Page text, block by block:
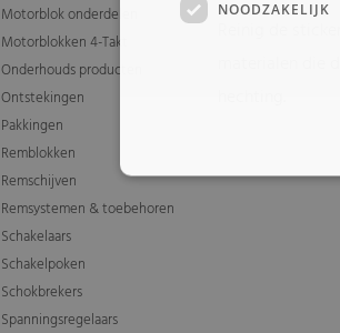
Motorblok onderdelen
Motorblokken 4-Takt
Onderhouds producten
Ontstekingen
Pakkingen
Remblokken
Remschijven
Remsystemen & toebehoren
Schakelaars
Schakelpoken
Schokbrekers
Spanningsregelaars
Reinig de
materialen
NOODZAKELIJK